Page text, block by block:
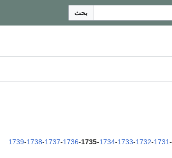
بحث
1739-1738-1737-1736-1735-1734-1733-1732-1731-